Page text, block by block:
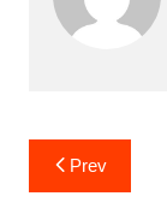
Navigasi
pos
Prev